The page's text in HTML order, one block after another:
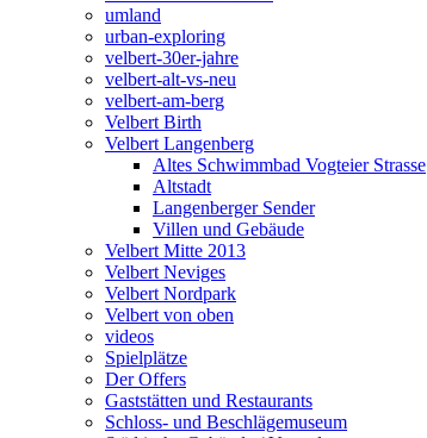
umland
urban-exploring
velbert-30er-jahre
velbert-alt-vs-neu
velbert-am-berg
Velbert Birth
Velbert Langenberg
Altes Schwimmbad Vogteier Strasse
Altstadt
Langenberger Sender
Villen und Gebäude
Velbert Mitte 2013
Velbert Neviges
Velbert Nordpark
Velbert von oben
videos
Spielplätze
Der Offers
Gaststätten und Restaurants
Schloss- und Beschlägemuseum